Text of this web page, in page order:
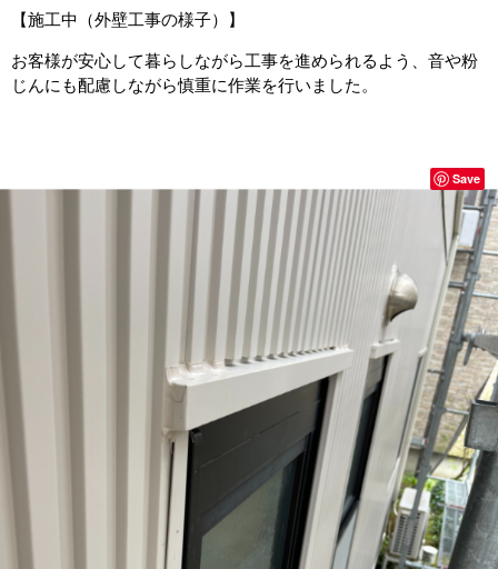
【施工中（外壁工事の様子）】
お客様が安心して暮らしながら工事を進められるよう、音や粉
じんにも配慮しながら慎重に作業を行いました。
Save